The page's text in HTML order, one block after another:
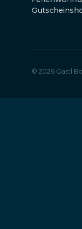
© 2026 Gastl